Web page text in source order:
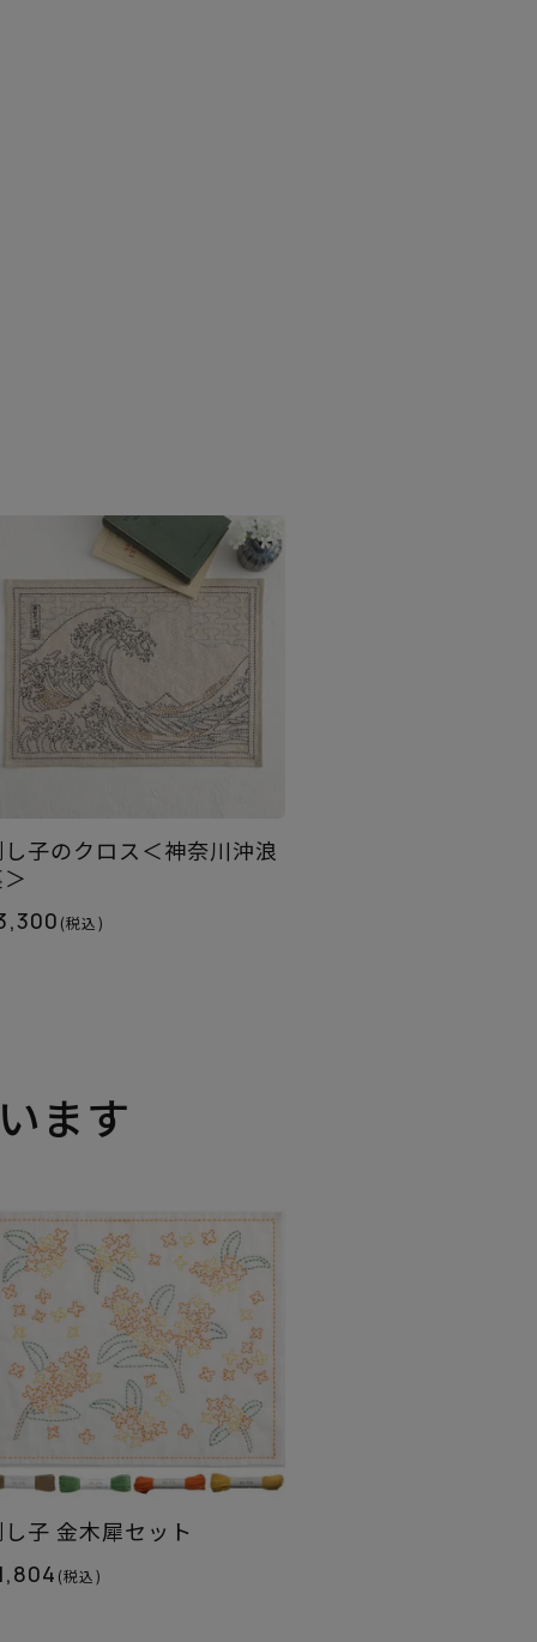
し子のクロス＜神奈川沖浪
(税込)
ます
子 金木犀セット
(税込)